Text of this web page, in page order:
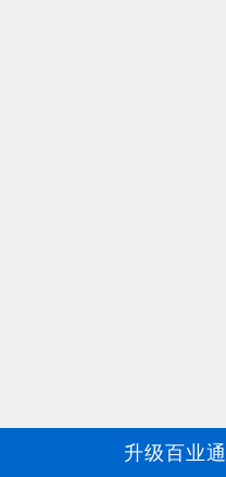
升级百业